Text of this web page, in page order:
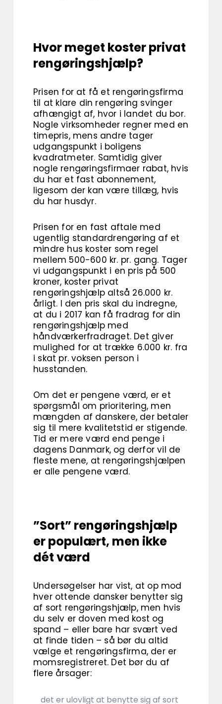
Hvor meget koster privat
rengøringshjælp?
Prisen for at få et rengøringsfirma
til at klare din rengøring svinger
afhængigt af, hvor i landet du bor.
Nogle virksomheder regner med en
timepris, mens andre tager
udgangspunkt i boligens
kvadratmeter. Samtidig giver
nogle rengøringsfirmaer rabat, hvis
du har et fast abonnement,
ligesom der kan være tillæg, hvis
du har husdyr.
Prisen for en fast aftale med
ugentlig standardrengøring af et
mindre hus koster som regel
mellem 500-600 kr. pr. gang. Tager
vi udgangspunkt i en pris på 500
kroner, koster privat
rengøringshjælp altså 26.000 kr.
årligt. I den pris skal du indregne,
at du i 2017 kan få fradrag for din
rengøringshjælp med
håndværkerfradraget. Det giver
mulighed for at trække 6.000 kr. fra
i skat pr. voksen person i
husstanden.
Om det er pengene værd, er et
spørgsmål om prioritering, men
mængden af danskere, der betaler
sig til mere kvalitetstid er stigende.
Tid er mere værd end penge i
dagens Danmark, og derfor vil de
fleste mene, at rengøringshjælpen
er alle pengene værd.
”Sort” rengøringshjælp
er populært, men ikke
dét værd
Undersøgelser har vist, at op mod
hver ottende dansker benytter sig
af sort rengøringshjælp, men hvis
du selv er doven med kost og
spand – eller bare har svært ved
at finde tiden – så bør du altid
vælge et rengøringsfirma, der er
momsregistreret. Det bør du af
flere årsager:
det er ulovligt at benytte sig af sort